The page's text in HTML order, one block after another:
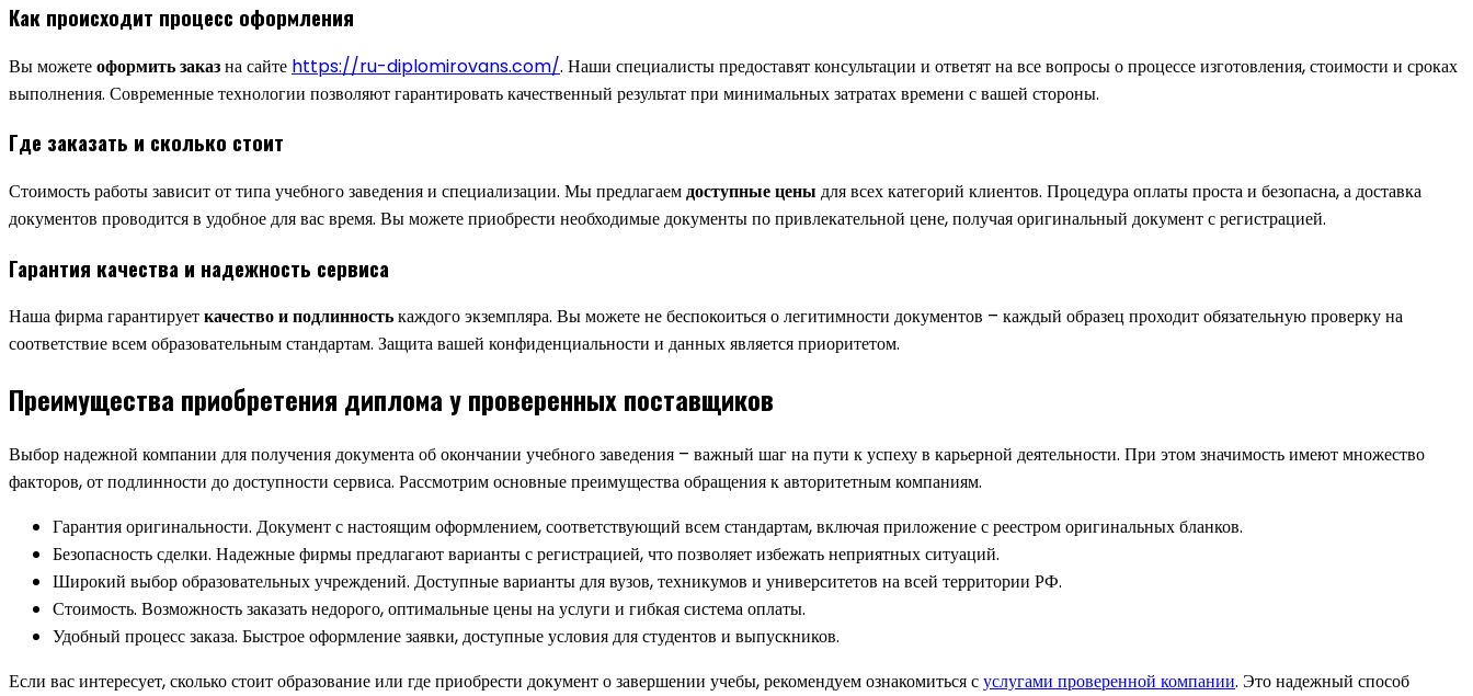
Как происходит процесс оформления
Вы можетеоформить заказна сайте https://ru-diplomirovans.com/. Наши специалисты предоставят консультации и ответят на все вопросы о процессе изготовления, стоимости и сроках
выполнения. Современные технологии позволяют гарантировать качественный результат при минимальных затратах времени с вашей стороны.
Где заказать и сколько стоит
Стоимость работы зависит от типа учебного заведения и специализации. Мы предлагаемдоступные цены для всех категорий клиентов. Процедура оплаты проста и безопасна, а доставка
документов проводится в удобное для вас время. Вы можете приобрести необходимые документы по привлекательной цене, получая оригинальный документ с регистрацией.
Гарантия качества и надежность сервиса
Наша фирма гарантируеткачество и подлинностькаждого экземпляра. Вы можете не беспокоиться о легитимности документов – каждый образец проходит обязательную проверку на
соответствие всем образовательным стандартам. Защита вашей конфиденциальности и данных является приоритетом.
Преимущества приобретения диплома у проверенных поставщиков
Выбор надежной компании для получения документа об окончании учебного заведения – важный шаг на пути к успеху в карьерной деятельности. При этом значимость имеют множество
факторов, от подлинности до доступности сервиса. Рассмотрим основные преимущества обращения к авторитетным компаниям.
Гарантия оригинальности. Документ с настоящим оформлением, соответствующий всем стандартам, включая приложение с реестром оригинальных бланков.
Безопасность сделки. Надежные фирмы предлагают варианты с регистрацией, что позволяет избежать неприятных ситуаций.
Широкий выбор образовательных учреждений. Доступные варианты для вузов, техникумов и университетов на всей территории РФ.
Стоимость. Возможность заказать недорого, оптимальные цены на услуги и гибкая система оплаты.
Удобный процесс заказа. Быстрое оформление заявки, доступные условия для студентов и выпускников.
Если вас интересует, сколько стоит образование или где приобрести документ о завершении учебы, рекомендуем ознакомиться суслугами проверенной компании. Это надежный способ